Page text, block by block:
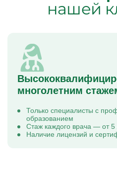
нашей
многолетним
Только специалисты с
образованием
Стаж каждого врача — от 5
Наличие лицензий и